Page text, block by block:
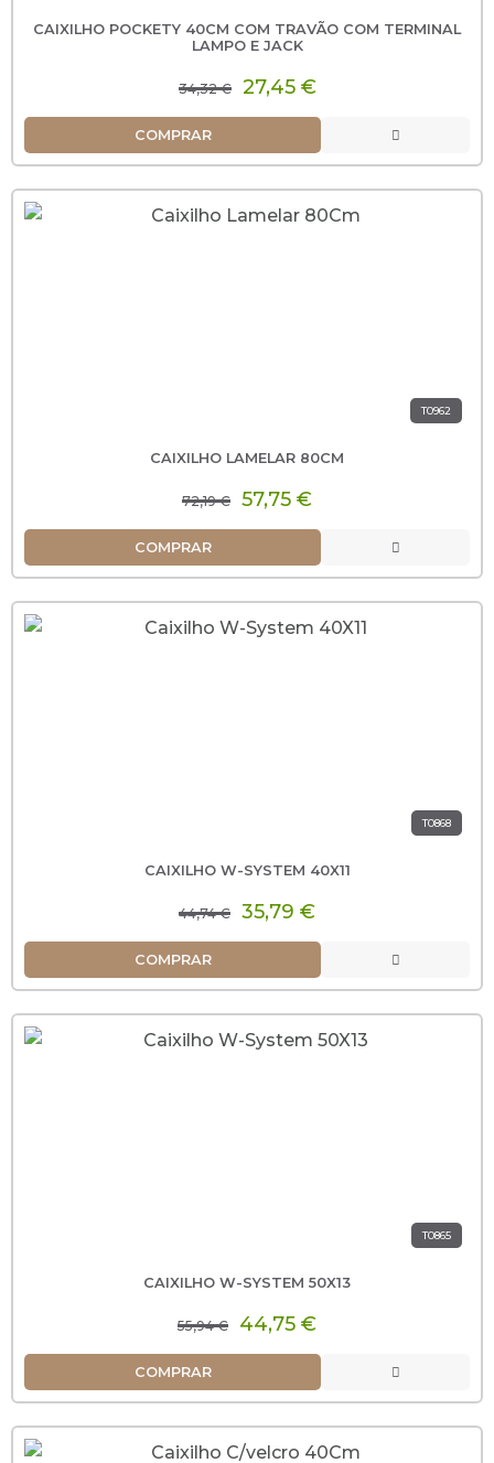
CAIXILHO POCKETY 40CM COM TRAVÃO COM TERMINAL
LAMPO E JACK
34,32 € 27,45 €
COMPRAR
T0962
CAIXILHO LAMELAR 80CM
72,19 € 57,75 €
COMPRAR
T0868
CAIXILHO W-SYSTEM 40X11
44,74 € 35,79 €
COMPRAR
T0865
CAIXILHO W-SYSTEM 50X13
55,94 € 44,75 €
COMPRAR